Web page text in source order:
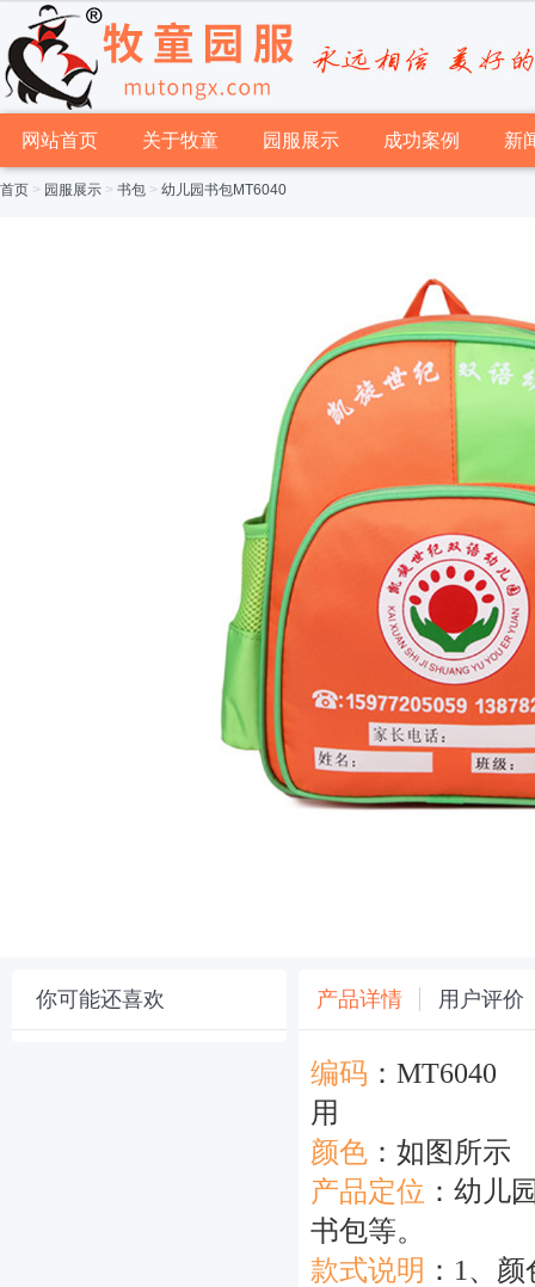
网站首页 关于牧童 园服展示 成功案例 新
首页 > 园服展示 > 书包 > 幼儿园书包MT6040
你可能还喜欢 产品详情 用户评价
编码 ：MT6040
用
颜色 ：如图所
产品定位 ： 幼儿
书包等。
款式说明 ： 1、